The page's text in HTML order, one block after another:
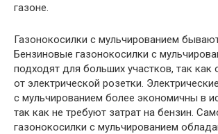
газоне.
Газонокосилки с мульчированием
Бензиновые газонокосилки с
подходят для больших участков, так как
от электрической розетки.
с мульчированием более экономичны в
так как не требуют затрат на бензин.
газонокосилки с мульчированием